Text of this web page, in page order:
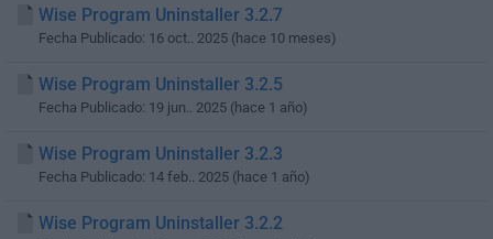
Wise Program Uninstaller 3.2.7
Fecha Publicado: 16 oct.. 2025 (hace 10 meses)
Wise Program Uninstaller 3.2.5
Fecha Publicado: 19 jun.. 2025 (hace 1 año)
Wise Program Uninstaller 3.2.3
Fecha Publicado: 14 feb.. 2025 (hace 1 año)
Wise Program Uninstaller 3.2.2